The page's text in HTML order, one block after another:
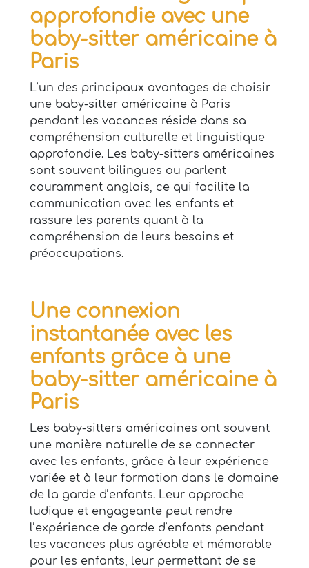
approfondie avec une
baby-sitter américaine à
Paris
L’un des principaux avantages de choisir
une baby-sitter américaine à Paris
pendant les vacances réside dans sa
compréhension culturelle et linguistique
approfondie. Les baby-sitters américaines
sont souvent bilingues ou parlent
couramment anglais, ce qui facilite la
communication avec les enfants et
rassure les parents quant à la
compréhension de leurs besoins et
préoccupations.
Une connexion
instantanée avec les
enfants grâce à une
baby-sitter américaine à
Paris
Les baby-sitters américaines ont souvent
une manière naturelle de se connecter
avec les enfants, grâce à leur expérience
variée et à leur formation dans le domaine
de la garde d’enfants. Leur approche
ludique et engageante peut rendre
l’expérience de garde d’enfants pendant
les vacances plus agréable et mémorable
pour les enfants, leur permettant de se